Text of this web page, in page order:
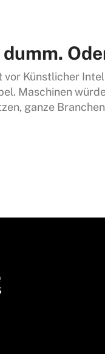
vor Künstlicher
Maschinen
ganze